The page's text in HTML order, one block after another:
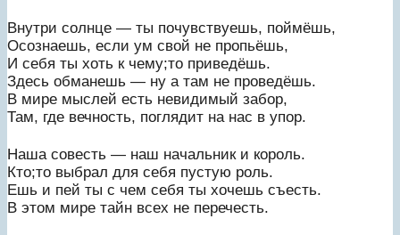
Внутри солнце — ты почувствуешь, поймёшь,
Осознаешь, если ум свой не пропьёшь,
И себя ты хоть к чему;то приведёшь.
Здесь обманешь — ну а там не проведёшь.
В мире мыслей есть невидимый забор,
Там, где вечность, поглядит на нас в упор.
Наша совесть — наш начальник и король.
Кто;то выбрал для себя пустую роль.
Ешь и пей ты с чем себя ты хочешь съесть.
В этом мире тайн всех не перечесть.